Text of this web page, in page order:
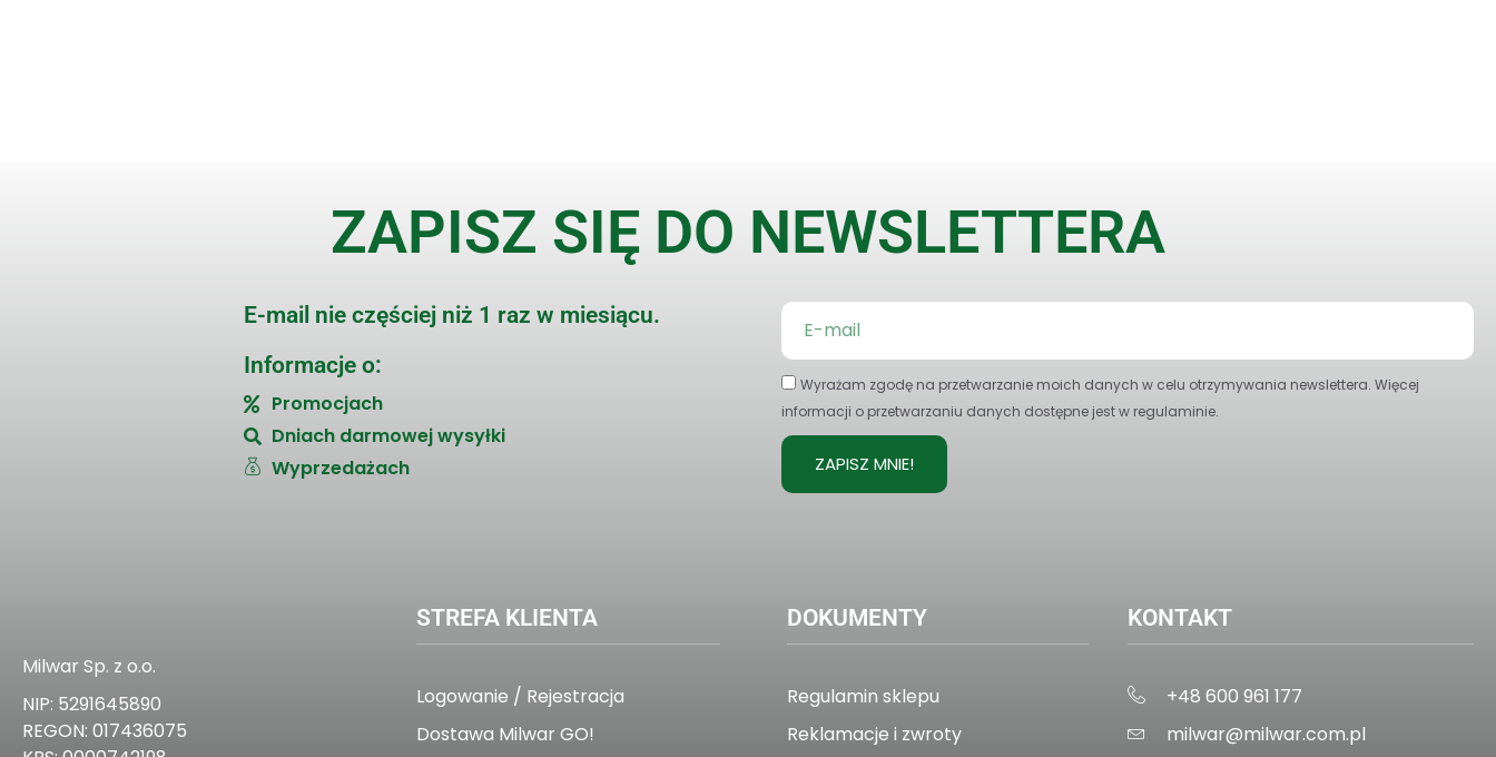
ZAPISZ SIĘ DO NEWSLETTERA
E-mail nie częściej niż 1 raz w miesiącu.
Informacje o:
Promocjach
Dniach darmowej wysyłki
Wyprzedażach
Wyrażam zgodę na przetwarzanie moich danych w celu otrzymywania newslettera. Więcej
informacji o przetwarzaniu danych dostępne jest w regulaminie.
ZAPISZ MNIE!
Milwar Sp. z o.o.
NIP: 5291645890
REGON: 017436075
STREFA KLIENTA
Logowanie / Rejestracja
Dostawa Milwar GO!
DOKUMENTY
Regulamin sklepu
Reklamacje i zwroty
KONTAKT
+48 600 961 177
milwar@milwar.com.pl